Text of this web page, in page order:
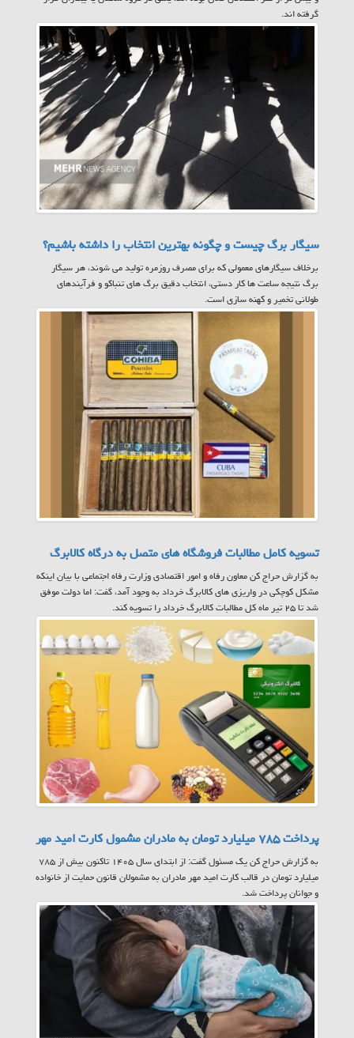
گرفته اند.
سیگار برگ چیست و چگونه بهترین انتخاب را داشته باشیم؟
برخلاف سیگارهای معمولی که برای مصرف روزمره تولید می شوند، هر سیگار
برگ نتیجه ساعت ها کار دستی، انتخاب دقیق برگ های تنباکو و فرآیندهای
طولانی تخمیر و کهنه سازی است.
تسویه کامل مطالبات فروشگاه های متصل به درگاه کالابرگ
به گزارش حراج کن معاون رفاه و امور اقتصادی وزارت رفاه اجتماعی با بیان اینکه
مشکل کوچکی در واریزی های کالابرگ خرداد به وجود آمد، گفت: اما دولت موفق
شد تا ۲۵ تیر ماه کل مطالبات کالابرگ خرداد را تسویه کند.
پرداخت ۷۸۵ میلیارد تومان به مادران مشمول کارت امید مهر
به گزارش حراج کن یک مسئول گفت: از ابتدای سال ۱۴۰۵ تاکنون بیش از ۷۸۵
میلیارد تومان در قالب کارت امید مهر مادران به مشمولان قانون حمایت از خانواده
و جوانان پرداخت شد.